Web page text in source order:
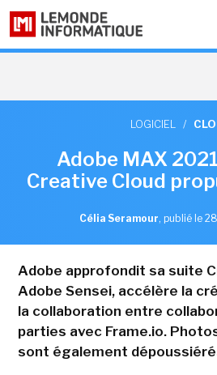
LOGICIEL /
Adobe MAX
Creative Cloud
Célia Seramour, publié le
Adobe approfondit sa suite
Adobe Sensei, accélère la
la collaboration entre
parties avec Frame.io.
sont également